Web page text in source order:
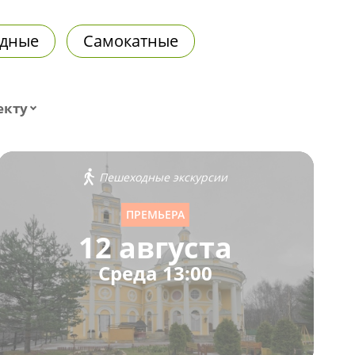
Самокатные
Пешеходные экскурсии
ПРЕМЬЕРА
12 августа
Среда 13:00